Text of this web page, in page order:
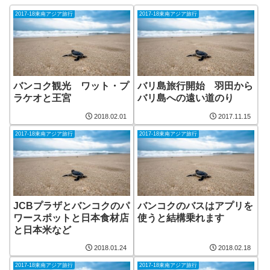
2017-18東南アジア旅行
バンコク観光 ワット・プ
ラケオと王宮
2018.02.01
2017-18東南アジア旅行
バリ島旅行開始 羽田から
バリ島への遠い道のり
2017.11.15
2017-18東南アジア旅行
JCBプラザとバンコクのパ
ワースポットと日本食材店
と日本米など
2018.01.24
2017-18東南アジア旅行
バンコクのバスはアプリを
使うと結構乗れます
2018.02.18
2017-18東南アジア旅行 2017-18東南アジア旅行